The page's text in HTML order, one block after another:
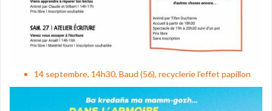
14 septembre, 14h30, Baud (56), recyclerie l’effet papillon